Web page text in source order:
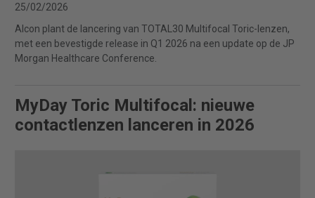
25/02/2026
Alcon plant de lancering van TOTAL30 Multifocal Toric-lenzen,
met een bevestigde release in Q1 2026 na een update op de JP
Morgan Healthcare Conference.
MyDay Toric Multifocal: nieuwe
contactlenzen lanceren in 2026